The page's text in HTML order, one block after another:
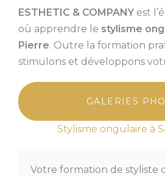
ESTHETIC & COMPANY est
où apprendre le stylisme
Pierre. Outre la formation
stimulons et développons
GALERIES
Stylisme ongulaire à
Votre formation de styliste